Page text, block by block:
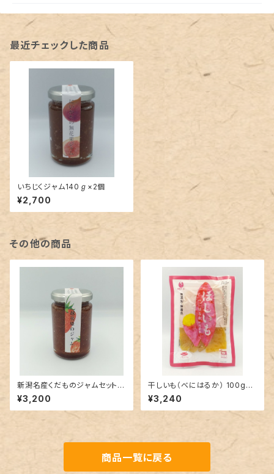
最近チェックした商品
いちじくジャム140ℊ×2個
¥2,700
その他の商品
新潟名産くだものジャムセット
（いちご・ルレクチエ・いちじく各
１４０ℊ １個ずつ）
¥3,200
干しいも（べにはるか） 100g×5
個セット
¥3,240
商品一覧に戻る